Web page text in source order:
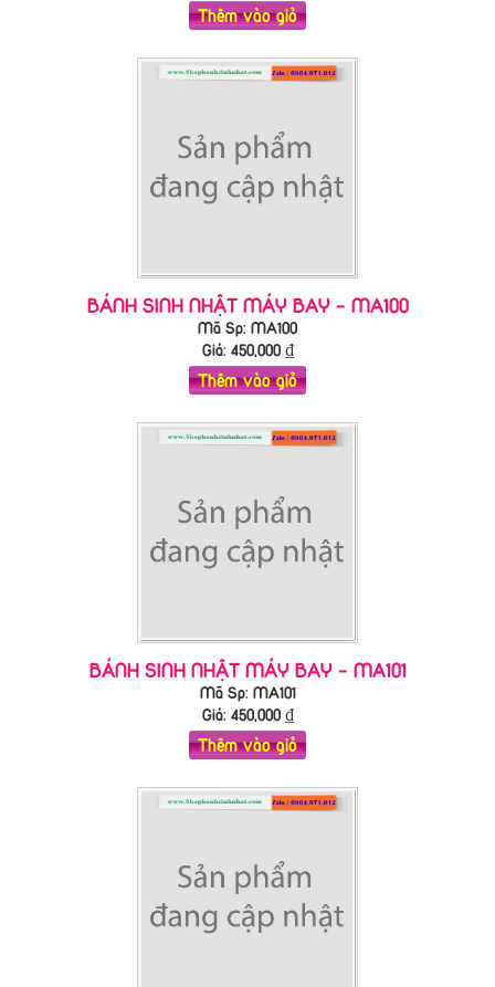
Thêm vào giỏ
BÁNH SINH NHẬT MÁY BAY - MA100
Mã Sp: MA100
Giá: 450,000₫
Thêm vào giỏ
BÁNH SINH NHẬT MÁY BAY - MA101
Mã Sp: MA101
Giá: 450,000₫
Thêm vào giỏ